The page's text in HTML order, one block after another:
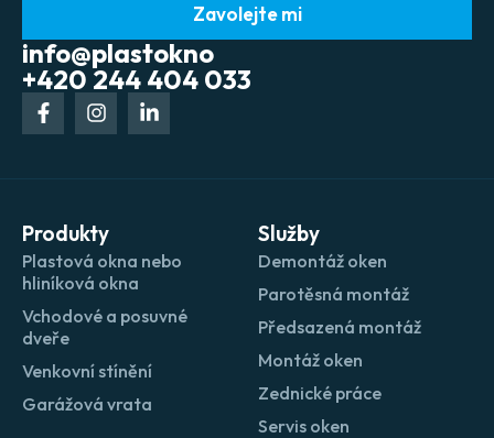
Zavolejte mi
info@plastokno
+420 244 404 033
Produkty
Plastová okna nebo
hliníková okna
Vchodové a posuvné
dveře
Venkovní stínění
Garážová vrata
Služby
Demontáž oken
Parotěsná montáž
Předsazená montáž
Montáž oken
Zednické práce
Servis oken